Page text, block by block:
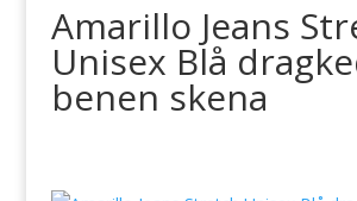
Amarillo Jeans
Unisex Blå
benen skena